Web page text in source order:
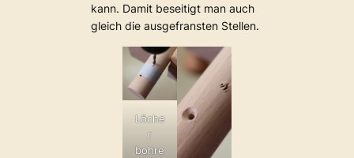
kann. Damit beseitigt man auch
gleich die ausgefransten Stellen.
Löche
r
bohre